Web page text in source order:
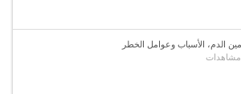
الدم، الأسباب وعوامل الخطر